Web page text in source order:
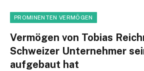
PROMINENTEN VERMÖGEN
Vermögen von Tobias
Schweizer Unternehmer
aufgebaut hat